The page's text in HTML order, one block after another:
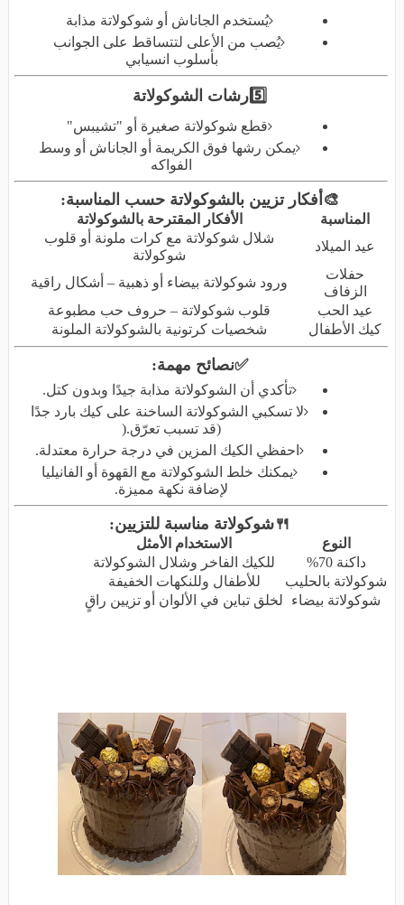
يُستخدم الجاناش أو شوكولاتة مذابة
يُصب من الأعلى لتتساقط على الجوانب
بأسلوب انسيابي
5️⃣ رشات الشوكولاتة
قطع شوكولاتة صغيرة أو "تشيبس"
يمكن رشها فوق الكريمة أو الجاناش أو وسط
الفواكه
🎨 أفكار تزيين بالشوكولاتة حسب المناسبة:
المناسبة
الأفكار المقترحة بالشوكولاتة
عيد الميلاد
شلال شوكولاتة مع كرات ملونة أو قلوب
شوكولاتة
حفلات
الزفاف
ورود شوكولاتة بيضاء أو ذهبية – أشكال راقية
عيد الحب
قلوب شوكولاتة – حروف حب مطبوعة
كيك الأطفال
شخصيات كرتونية بالشوكولاتة الملونة
✅نصائح مهمة:
تأكدي أن الشوكولاتة مذابة جيدًا وبدون كتل.
لا تسكبي الشوكولاتة الساخنة على كيك بارد جدًا
(قد تسبب تعرّق).
احفظي الكيك المزين في درجة حرارة معتدلة.
يمكنك خلط الشوكولاتة مع القهوة أو الفانيليا
لإضافة نكهة مميزة.
🍴شوكولاتة مناسبة للتزيين:
النوع
الاستخدام الأمثل
داكنة 70
%
للكيك الفاخر وشلال الشوكولاتة
شوكولاتة بالحليب
للأطفال وللنكهات الخفيفة
شوكولاتة بيضاء
لخلق تباين في الألوان أو تزيين راقٍ